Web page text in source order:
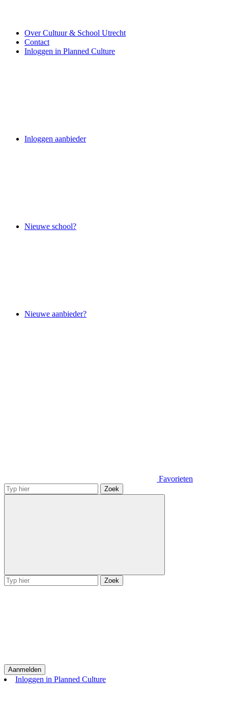
Over Cultuur & School Utrecht
Contact
Inloggen in Planned Culture
Inloggen aanbieder
Nieuwe school?
Nieuwe aanbieder?
Favorieten
Zoek
Zoek
Aanmelden
Inloggen in Planned Culture